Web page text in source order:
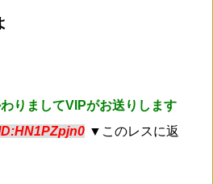
りましてVIPがお送りします
▼このレスに返